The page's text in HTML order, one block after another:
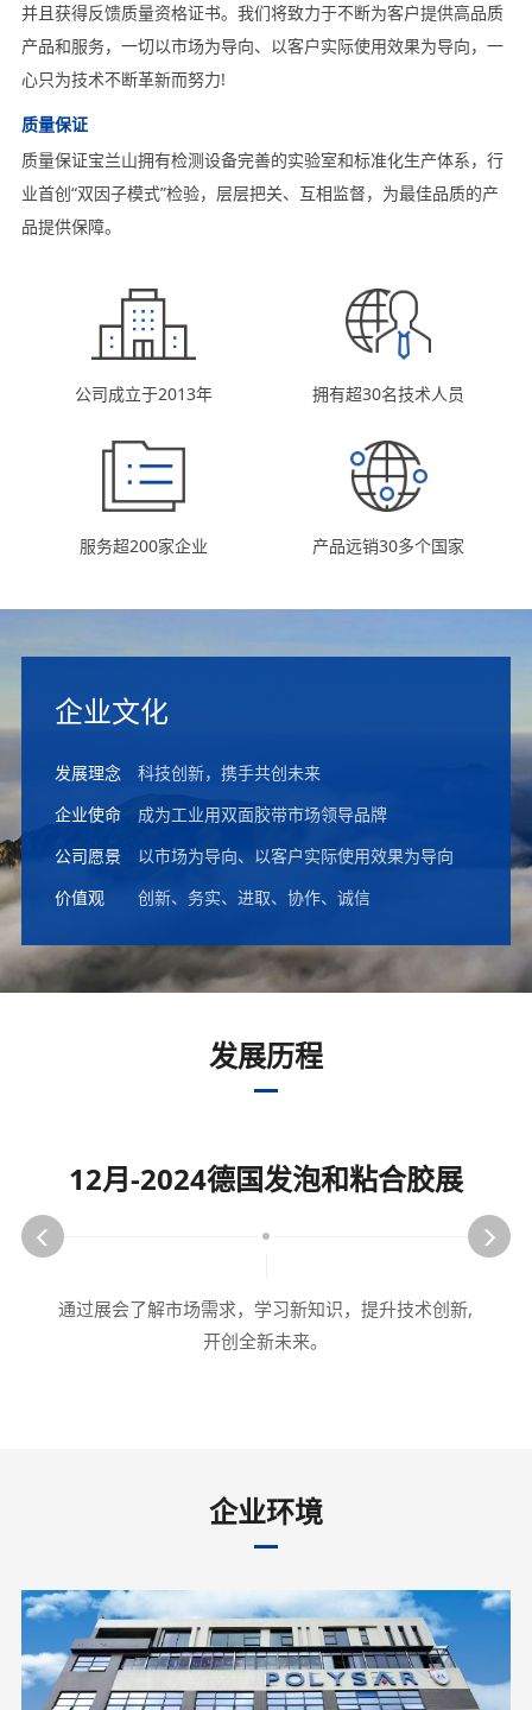
并且获得反馈质量资格证书。我们将致力于不断为客户提供高品质
产品和服务，一切以市场为导向、以客户实际使用效果为导向，一
心只为技术不断革新而努力!
质量保证
质量保证宝兰山拥有检测设备完善的实验室和标准化生产体系，行
业首创“双因子模式”检验，层层把关、互相监督，为最佳品质的产
品提供保障。
公司成立于2013年 拥有超30名技术人员
服务超200家企业 产品远销30多个国家
企业文化
发展理念
科技创新，携手共创未来
企业使命
成为工业用双面胶带市场领导品牌
公司愿景
以市场为导向、以客户实际使用效果为导向
价值观
创新、务实、进取、协作、诚信
发展历程
12月-2024德国发泡和粘合胶展
通过展会了解市场需求，学习新知识，提升技术创新,
开创全新未来。
企业环境